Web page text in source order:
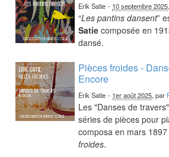
Erik Satie - 10 septembre 2025
“Les pantins dansent”
Satie composée en
dansé.
Pièces froides -
Encore
Erik Satie - 1er août 2025, par
Les "Danses de
séries de pièces pour
composa en mars
froides.